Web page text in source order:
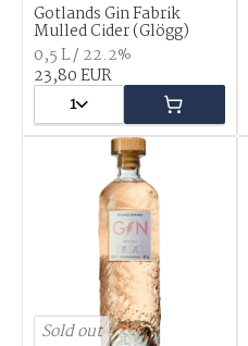
Gotlands Gin Fabrik
Mulled Cider (Glögg)
0,5 L / 22.2%
23,80 EUR
1
Sold out